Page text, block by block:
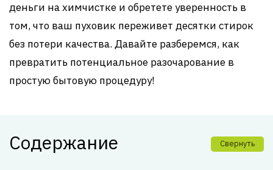
деньги на химчистке и обретете уверенность в
том, что ваш пуховик переживет десятки стирок
без потери качества. Давайте разберемся, как
превратить потенциальное разочарование в
простую бытовую процедуру!
Содержание Свернуть